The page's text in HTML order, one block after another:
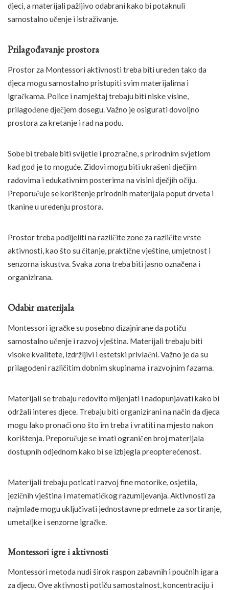
djeci, a materijali pažljivo odabrani kako bi potaknuli
samostalno učenje i istraživanje.
Prilagođavanje prostora
Prostor za Montessori aktivnosti treba biti uređen tako da
djeca mogu samostalno pristupiti svim materijalima i
igračkama. Police i namještaj trebaju biti niske visine,
prilagođene dječjem dosegu. Važno je osigurati dovoljno
prostora za kretanje i rad na podu.
Sobe bi trebale biti svijetle i prozračne, s prirodnim svjetlom
kad god je to moguće. Zidovi mogu biti ukrašeni dječjim
radovima i edukativnim posterima na visini dječjih očiju.
Preporučuje se korištenje prirodnih materijala poput drveta i
tkanine u uređenju prostora.
Prostor treba podijeliti na različite zone za različite vrste
aktivnosti, kao što su čitanje, praktične vještine, umjetnost i
senzorna iskustva. Svaka zona treba biti jasno označena i
organizirana.
Odabir materijala
Montessori igračke su posebno dizajnirane da potiču
samostalno učenje i razvoj vještina. Materijali trebaju biti
visoke kvalitete, izdržljivi i estetski privlačni. Važno je da su
prilagođeni različitim dobnim skupinama i razvojnim fazama.
Materijali se trebaju redovito mijenjati i nadopunjavati kako bi
održali interes djece. Trebaju biti organizirani na način da djeca
mogu lako pronaći ono što im treba i vratiti na mjesto nakon
korištenja. Preporučuje se imati ograničen broj materijala
dostupnih odjednom kako bi se izbjegla preopterećenost.
Materijali trebaju poticati razvoj fine motorike, osjetila,
jezičnih vještina i matematičkog razumijevanja. Aktivnosti za
najmlađe mogu uključivati jednostavne predmete za sortiranje,
umetaljke i senzorne igračke.
Montessori igre i aktivnosti
Montessori metoda nudi širok raspon zabavnih i poučnih igara
za djecu. Ove aktivnosti potiču samostalnost, koncentraciju i